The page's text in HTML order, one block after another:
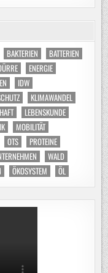
BAKTERIEN
BATTERIEN
ENERGIE
IDW
KLIMAWANDEL
LEBENSKUNDE
MOBILITÄT
OTS
PROTEINE
WALD
ÖKOSYSTEM ÖL